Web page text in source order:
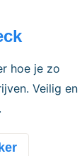
hoe je zo
Veilig en